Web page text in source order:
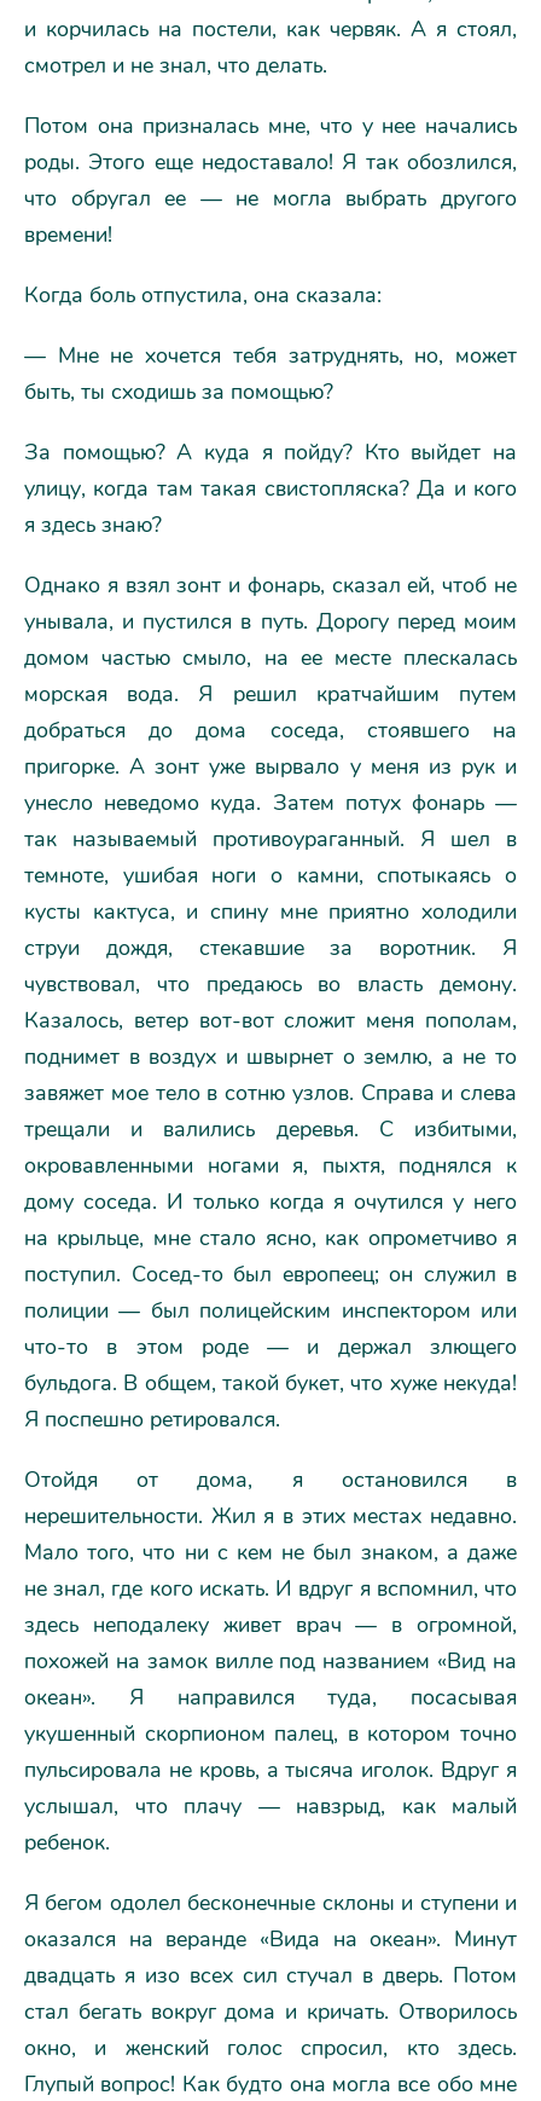
и корчилась на постели, как червяк. А я стоял,
смотрел и не знал, что делать.
Потом она призналась мне, что у нее начались
роды. Этого еще недоставало! Я так обозлился,
что обругал ее — не могла выбрать другого
времени!
Когда боль отпустила, она сказала:
— Мне не хочется тебя затруднять, но, может
быть, ты сходишь за помощью?
За помощью? А куда я пойду? Кто выйдет на
улицу, когда там такая свистопляска? Да и кого
я здесь знаю?
Однако я взял зонт и фонарь, сказал ей, чтоб не
унывала, и пустился в путь. Дорогу перед моим
домом частью смыло, на ее месте плескалась
морская вода. Я решил кратчайшим путем
добраться до дома соседа, стоявшего на
пригорке. А зонт уже вырвало у меня из рук и
унесло неведомо куда. Затем потух фонарь —
так называемый противоураганный. Я шел в
темноте, ушибая ноги о камни, спотыкаясь о
кусты кактуса, и спину мне приятно холодили
струи дождя, стекавшие за воротник. Я
чувствовал, что предаюсь во власть демону.
Казалось, ветер вот-вот сложит меня пополам,
поднимет в воздух и швырнет о землю, а не то
завяжет мое тело в сотню узлов. Справа и слева
трещали и валились деревья. С избитыми,
окровавленными ногами я, пыхтя, поднялся к
дому соседа. И только когда я очутился у него
на крыльце, мне стало ясно, как опрометчиво я
поступил. Сосед-то был европеец; он служил в
полиции — был полицейским инспектором или
что-то в этом роде — и держал злющего
бульдога. В общем, такой букет, что хуже некуда!
Я поспешно ретировался.
Отойдя от дома, я остановился в
нерешительности. Жил я в этих местах недавно.
Мало того, что ни с кем не был знаком, а даже
не знал, где кого искать. И вдруг я вспомнил, что
здесь неподалеку живет врач — в огромной,
похожей на замок вилле под названием «Вид на
океан». Я направился туда, посасывая
укушенный скорпионом палец, в котором точно
пульсировала не кровь, а тысяча иголок. Вдруг я
услышал, что плачу — навзрыд, как малый
ребенок.
Я бегом одолел бесконечные склоны и ступени и
оказался на веранде «Вида на океан». Минут
двадцать я изо всех сил стучал в дверь. Потом
стал бегать вокруг дома и кричать. Отворилось
окно, и женский голос спросил, кто здесь.
Глупый вопрос! Как будто она могла все обо мне